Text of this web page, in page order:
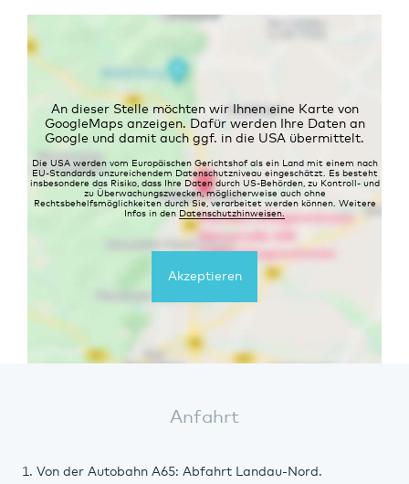
An dieser Stelle möchten wir Ihnen eine Karte von
GoogleMaps anzeigen. Dafür werden Ihre Daten an
Google und damit auch ggf. in die USA übermittelt.
Die USA werden vom Europäischen Gerichtshof als ein Land mit einem nach
EU-Standards unzureichendem Datenschutzniveau eingeschätzt. Es besteht
insbesondere das Risiko, dass Ihre Daten durch US-Behörden, zu Kontroll- und
zu Überwachungszwecken, möglicherweise auch ohne
Rechtsbehelfsmöglichkeiten durch Sie, verarbeitet werden können. Weitere
Infos in den Datenschutzhinweisen.
Akzeptieren
Anfahrt
Von der Autobahn A65: Abfahrt Landau-Nord.